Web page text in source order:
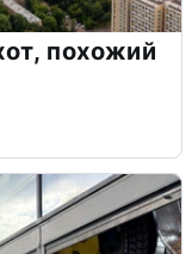
похожий